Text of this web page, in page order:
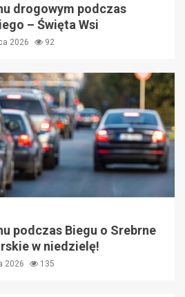
drogowym podczas
– Święta Wsi
2026 92
podczas Biegu o Srebrne
w niedzielę!
2026 135